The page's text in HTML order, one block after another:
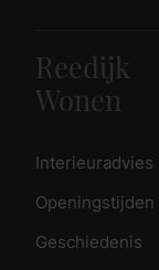
Reedijk
Wonen
Interieuradvies
Openingstijden
Geschiedenis